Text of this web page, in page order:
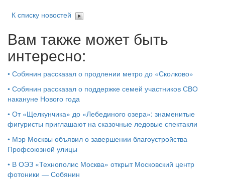
К списку новостей
Вам также может быть
интересно:
• Собянин рассказал о продлении метро до «Сколково»
• Собянин рассказал о поддержке семей участников СВО
накануне Нового года
• От «Щелкунчика» до «Лебединого озера»: знаменитые
фигуристы приглашают на сказочные ледовые спектакли
• Мэр Москвы объявил о завершении благоустройства
Профсоюзной улицы
• В ОЭЗ «Технополис Москва» открыт Московский центр
фотоники — Собянин